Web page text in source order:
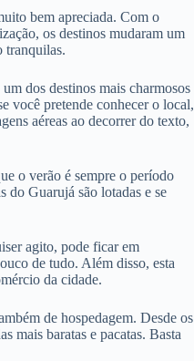
bem apreciada. Com o
os destinos mudaram um
tranquilas.
dos destinos mais charmosos
você pretende conhecer o local,
aéreas ao decorrer do texto,
o verão é sempre o período
do Guarujá são lotadas e se
agito, pode ficar em
de tudo. Além disso, esta
da cidade.
de hospedagem. Desde os
mais baratas e pacatas. Basta